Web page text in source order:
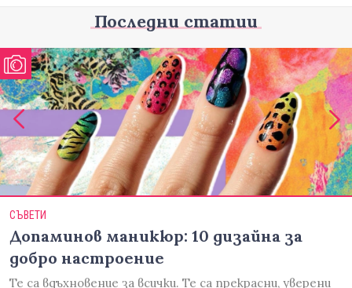
Последни статии
СЪВЕТИ
Допаминов маникюр: 10 дизайна за
добро настроение
Те са вдъхновение за всички. Те са прекрасни, уверени